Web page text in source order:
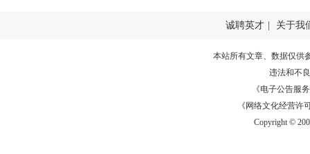
诚聘英才 关于我
本站所有文章、数据仅供
违法和不
《电子公告服务
《网络文化经营许
Copyright ©